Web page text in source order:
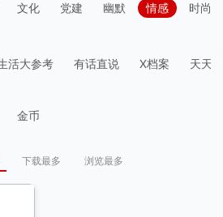
文化 党建 幽默 情感 时尚
活大参考 有话直说 X档案 天天
金币
下载最多 浏览最多